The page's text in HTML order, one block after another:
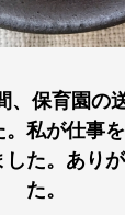
、保育園の
私が仕事
た。あり
た。